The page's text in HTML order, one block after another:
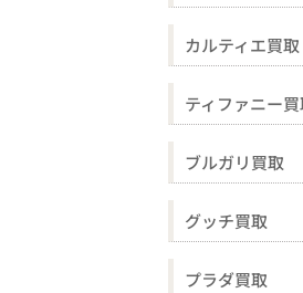
カルティエ買取
ティファニー
ブルガリ買取
グッチ買取
プラダ買取